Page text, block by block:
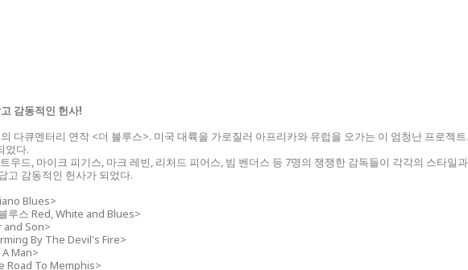
감동적인 헌사!
다큐멘터리 연작 <더 블루스>. 미국 대륙을 가로질러 아프리카와 유럽을 오가는 이 엄청난 프로젝
었다.
우드, 마이크 피기스, 마크 레빈, 리처드 피어스, 빔 벤더스 등 7명의 쟁쟁한 감독들이 각각의 스타일
고 감동적인 헌사가 되었다.
Blues>
루스 Red, White and Blues>
and Son>
By The Devil's Fire>
Man>
Road To Memphis>